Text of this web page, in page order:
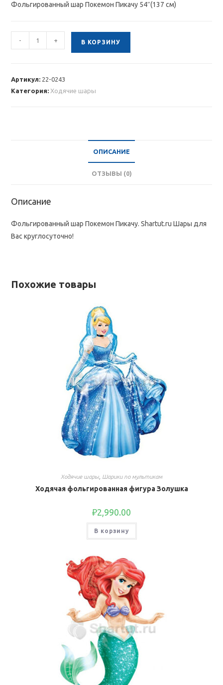
Фольгированный шар Покемон Пикачу 54″(137 см)
Количество
товара
- + В КОРЗИНУ
Артикул: 22-0243
Категория: Ходячие шары
ОПИСАНИЕ
ОТЗЫВЫ (0)
Описание
Фольгированный шар Покемон Пикачу. Shartut.ru Шары для
Вас круглосуточно!
Похожие товары
Ходячие шары Шарики по мультикам
Ходячая фольгированная фигура Золушка
₽2,990.00
В корзину